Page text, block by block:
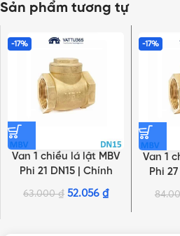
Sản phẩm tương tự
-17%
Van 1 chiều lá lật MBV
Phi 21 DN15 | Chính
hãng Minh Hòa
63.000₫ 52.056₫
-17%
Van 1
Phi
NHẤN ĐỂ XEM TIẾP (THU GỌN)